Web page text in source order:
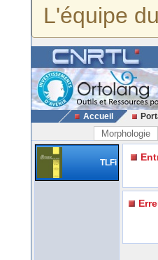
L'équipe
Accueil
Morphologie
TLFi